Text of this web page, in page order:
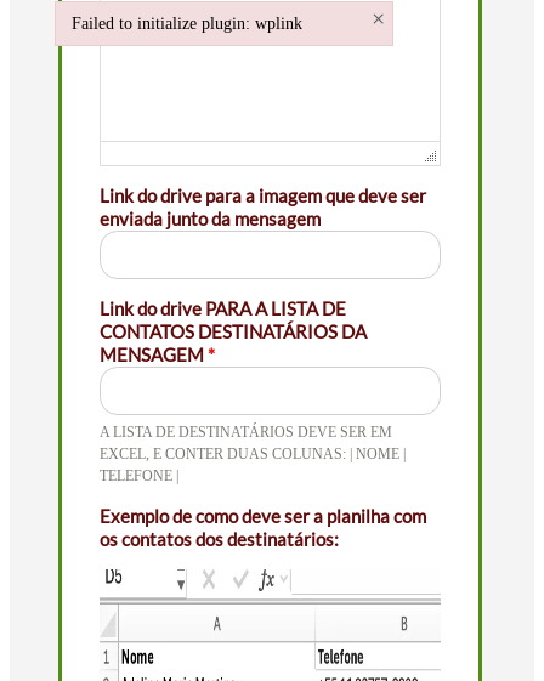
Link do drive para a imagem que deve ser
enviada junto da mensagem
Link do drive PARA A LISTA DE
CONTATOS DESTINATÁRIOS DA
MENSAGEM*
A LISTA DE DESTINATÁRIOS DEVE SER EM
EXCEL, E CONTER DUAS COLUNAS: | NOME |
TELEFONE |
Exemplo de como deve ser a planilha com
os contatos dos destinatários:
Failed to initialize plugin: wplink ×
Failed to initialize plugin: wplink